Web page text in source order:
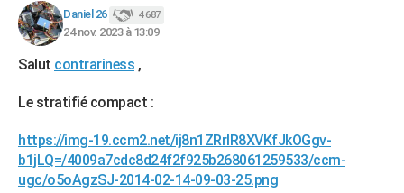
Daniel 26 4 687
24 nov. 2023 à 13:09
Salut contrariness ,
Le stratifié compact :
https://img-19.ccm2.net/ij8n1ZRrIR8XVKfJkOGgv-
b1jLQ=/4009a7cdc8d24f2f925b268061259533/ccm-
ugc/o5oAgzSJ-2014-02-14-09-03-25.png